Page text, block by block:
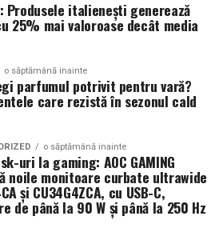
cauzată de aderențe sau
chirurgia poate restabili
tubară
sever distorsionată —
condițiile pentru sarcina
FIV
care afectează calitatea
altor indicații de fertilitate
de FIV la femei cu endometrioame
atentă a raportului risc-beneficiu
oferă centrale fotovoltaice
volumului de consum al fiecărui
containerul de 12 metri lungime
kW panouri fotovoltaice instalate și 620
birocratice ale acesteia.
pe specificul fiecărui proiect.
Produsele italienești generează
25% mai valoroase decât media
o săptămână inainte
parfumul potrivit pentru vară?
care rezistă în sezonul cald
o săptămână inainte
uri la gaming: AOC GAMING
noile monitoare curbate ultrawide
și CU34G4ZCA, cu USB-C,
de până la 90 W și până la 250 Hz